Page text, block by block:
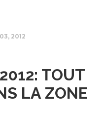
2012
TOUT
LA ZONE